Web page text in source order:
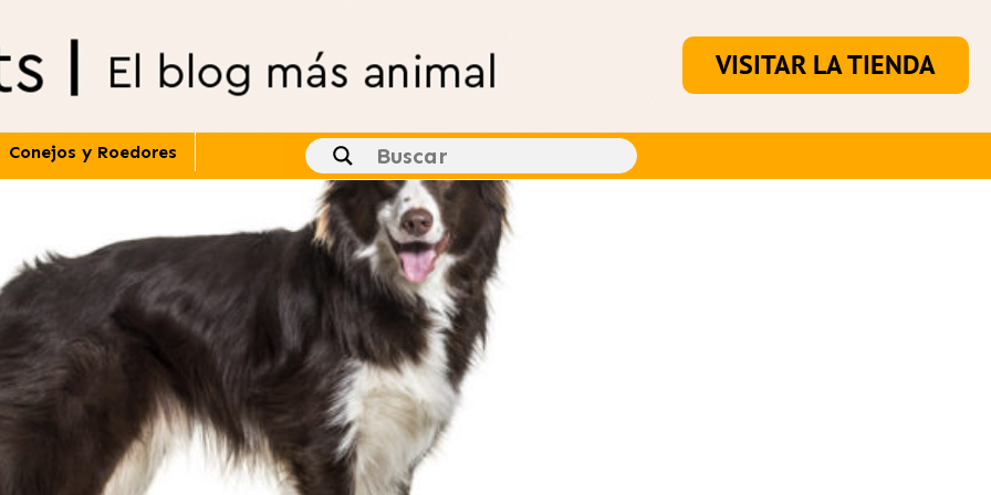
VISITAR LA TIENDA
Conejos y Roedores